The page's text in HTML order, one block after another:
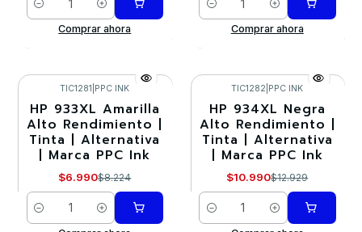
Cantidad
Comprar ahora
Cantidad
Comprar ahora
-15%
TIC1281 PPC INK
HP 933XL Amarilla
Alto Rendimiento |
Tinta | Alternativa
| Marca PPC Ink
$6.990$8.224
Cantidad
-15%
TIC1282 PPC INK
HP 934XL Negra
Alto Rendimiento |
Tinta | Alternativa
| Marca PPC Ink
$10.990$12.929
Cantidad